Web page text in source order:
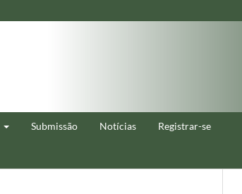
Submissão Notícias Registrar-se